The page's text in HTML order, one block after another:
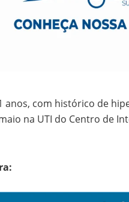
anos, com histórico de
na UTI do Centro de